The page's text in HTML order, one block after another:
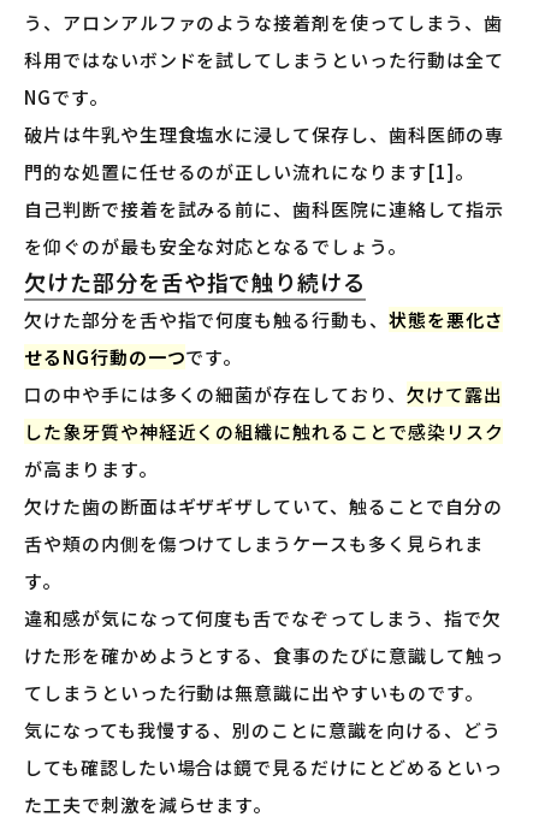
う、アロンアルファのような接着剤を使ってしまう、歯
科用ではないボンドを試してしまうといった行動は全て
NGです。
破片は牛乳や生理食塩水に浸して保存し、歯科医師の専
門的な処置に任せるのが正しい流れになります[1]。
自己判断で接着を試みる前に、歯科医院に連絡して指示
を仰ぐのが最も安全な対応となるでしょう。
欠けた部分を舌や指で触り続ける
欠けた部分を舌や指で何度も触る行動も、 状態を悪化さ
せるNG行動の一つです。
口の中や手には多くの細菌が存在しており、 欠けて露出
した象牙質や神経近くの組織に触れることで感染リスク
が高まります。
欠けた歯の断面はギザギザしていて、触ることで自分の
舌や頬の内側を傷つけてしまうケースも多く見られま
す。
違和感が気になって何度も舌でなぞってしまう、指で欠
けた形を確かめようとする、食事のたびに意識して触っ
てしまうといった行動は無意識に出やすいものです。
気になっても我慢する、別のことに意識を向ける、どう
しても確認したい場合は鏡で見るだけにとどめるといっ
た工夫で刺激を減らせます。